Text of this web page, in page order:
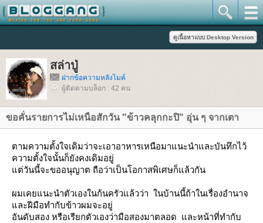
สล่าปู่
ฝากข้อความหลังไมค์
ผู้ติดตามบล็อก : 42 คน
ขอคั่นรายการไม่เหนือสักวัน "ข้าวคลุกกะปิ" อุ่น ๆ จากเตา
ตามความตั้งใจเดิมว่าจะเอาอาหารเหนือมาแนะนำและบันทึกไว้
ความตั้งใจนั้นก็ยังคงเดิมอยู่
ต่วันนี้จะขออนุญาต ถือว่าเป็นโอกาสพิเศษก็แล้วกัน
ผมเคยแนะนำตัวเองในก้นครัวแล้วว่า ในบ้านนี้ถ้าในเรื่องอำนาจ
ละฝีมือทำกับข้าวผมจะอยู่
อันดับสอง หรือเรียกตัวเองว่ามือสองมาตลอด และหน้าที่ทำกับ